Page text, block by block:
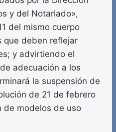
y del Notariado»,
del mismo cuerpo
que deben reflejar
y advirtiendo el
adecuación a los
la suspensión de
de 21 de febrero
de modelos de uso